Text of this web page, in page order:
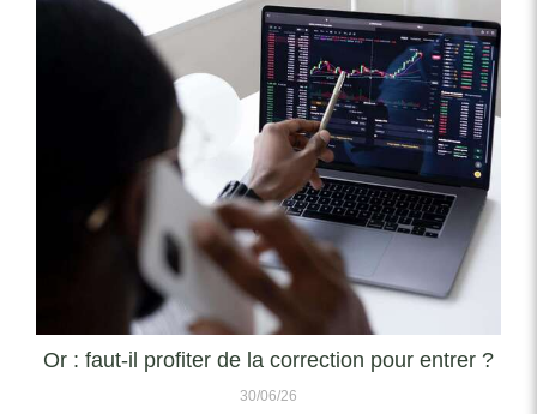
Or : faut-il profiter de la correction pour entrer ?
30/06/26